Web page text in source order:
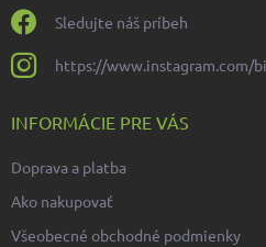
Sledujte náš príbeh
https://www.instagram.com/
INFORMÁCIE PRE VÁS
Doprava a platba
Ako nakupovať
Všeobecné obchodné podmienky